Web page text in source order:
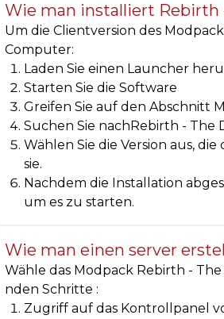
Wie man installiert Rebirth
Um die Clientversion des
Computer:
Laden Sie einen Launcher
Starten Sie die Software
Greifen Sie auf den Abschnitt
Suchen Sie nachRebirth - The
Wählen Sie die Version aus,
sie.
Nachdem die Installation
um es zu starten.
Wie man einen server
Wähle das Modpack Rebirth -
nden Schritte :
Zugriff auf das Kontrollpanel